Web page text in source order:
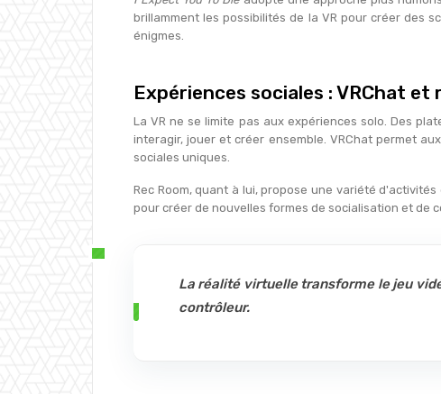
brillamment les possibilités de la VR pour créer des
énigmes.
Expériences sociales : VRChat et
La VR ne se limite pas aux expériences solo. Des
interagir, jouer et créer ensemble. VRChat permet
sociales uniques.
Rec Room, quant à lui, propose une variété
pour créer de nouvelles formes de socialisation et de
La réalité virtuelle transforme le jeu
contrôleur.